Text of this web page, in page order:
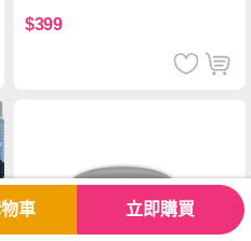
$399
車 立即購買